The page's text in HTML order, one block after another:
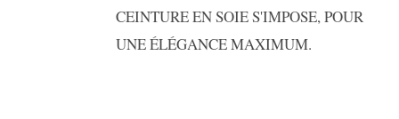
CEINTURE EN SOIE S'IMPOSE, POUR
UNE ÉLÉGANCE MAXIMUM.